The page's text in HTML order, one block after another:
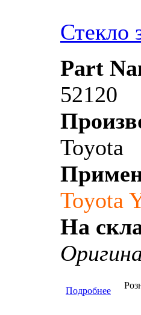
Стекло
Part
52120
Toyota
Toyota
На
Подробнее